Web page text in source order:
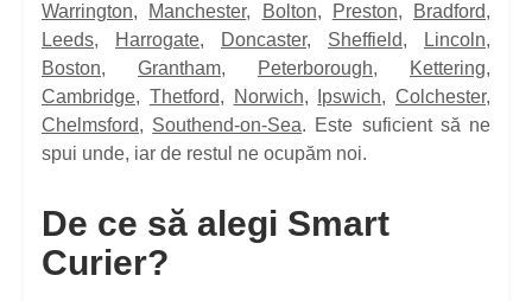
Warrington, Manchester, Bolton, Preston, Bradford,
Leeds, Harrogate, Doncaster, Sheffield, Lincoln,
Boston, Grantham, Peterborough, Kettering,
Cambridge, Thetford, Norwich, Ipswich, Colchester,
Chelmsford, Southend-on-Sea. Este suficient să ne
spui unde, iar de restul ne ocupăm noi.
De ce să alegi Smart
Curier?